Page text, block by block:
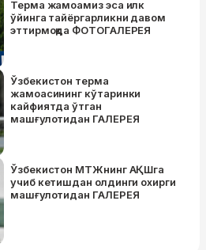
Терма жамоамиз эса илк
ўйинга тайёргарликни давом
эттирмоқда ФОТОГАЛEРEЯ
Ўзбекистон терма
жамоасининг кўтаринки
кайфиятда ўтган
машғулотидан ГАЛЕРЕЯ
Ўзбекистон МТЖнинг АҚШга
учиб кетишдан олдинги охирги
машғулотидан ГАЛЕРЕЯ